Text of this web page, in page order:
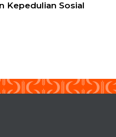
Kepedulian Sosial